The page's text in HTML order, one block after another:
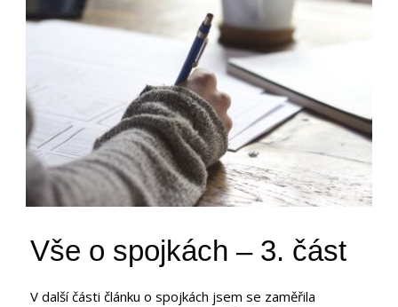
Vše o spojkách – 3. část
V další části článku o spojkách jsem se zaměřila